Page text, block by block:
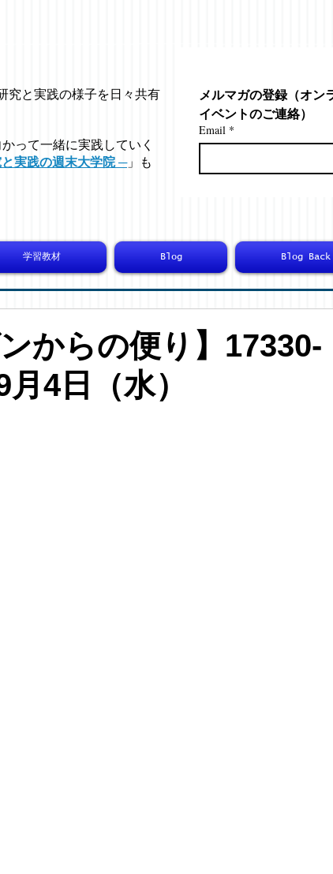
究と実践の様子を日々共有
って一緒に実践していく
実践の週末大学院 ─」も
メルマガの登録（オン
イベントのご連絡）
Email *
学習教材 Blog Blog Back
からの便り】17330-
4日（水）